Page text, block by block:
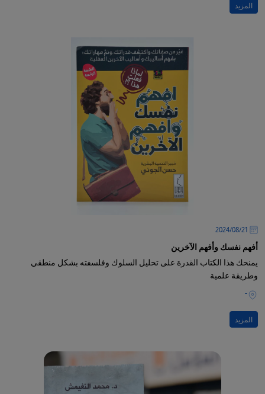
المزيد
21‏/08‏/2024
أفهم نفسك وأفهم الآخرين
يمنحك هذا الكتاب القدرة على تحليل السلوك وفلسفته بشكل منطقي
وطريقة علمية
-
المزيد